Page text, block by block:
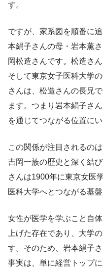
す。
ですが、家系図を順番に
本絹子さんの母・岩本薫
岡松造さんです。松造さ
そして東京女子医科大学
さんは、松造さんの長兄
ます。つまり岩本絹子さ
を通じてつながる位置にい
この関係が注目されるの
吉岡一族の歴史と深く結
さんは1900年に東京女医
医科大学へとつながる基盤
女性が医学を学ぶこと自
上げた存在であり、大学
す。そのため、岩本絹子
事実は、単に経営トップ